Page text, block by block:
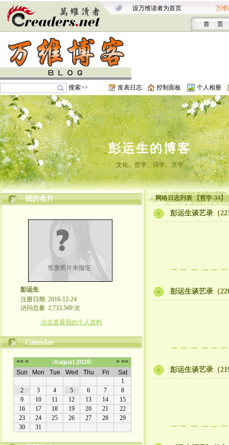
设万维读者为首页 万维
首 页
搜索>> 发表日志 控制面板 个人相册
彭运生的博客
文化、哲学、诗学、文学
我的名片
彭运生
注册日期: 2016-12-24
访问总量: 2,733,569 次
点击查看我的个人资料
Calendar
网络日志列表 【哲学-34】
彭运生谈艺录（
彭运生谈艺录（
彭运生谈艺录（